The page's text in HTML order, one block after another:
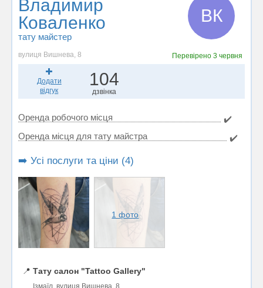
Владимир
Коваленко
тату майстер
ВК
вулиця Вишнева, 8 Перевірено 3 червня
Додати
відгук
104
дзвінка
Оренда робочого місця
✔️
Оренда місця для тату майстра
✔️
➡️ Усі послуги та ціни (4)
1 фото
📍 Тату салон "Tattoo Gallery"
Ізмаїл, вулиця Вишнева, 8